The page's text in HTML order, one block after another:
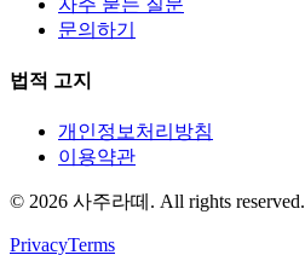
문의하기
법적 고지
개인정보처리방침
이용약관
© 2026 사주라떼. All rights reserved.
PrivacyTerms